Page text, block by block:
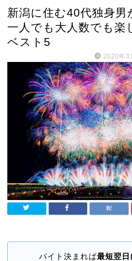
新潟に住む40代独身男
一人でも大人数でも楽
ベスト5
2020年3
バイト決まれば最短翌日